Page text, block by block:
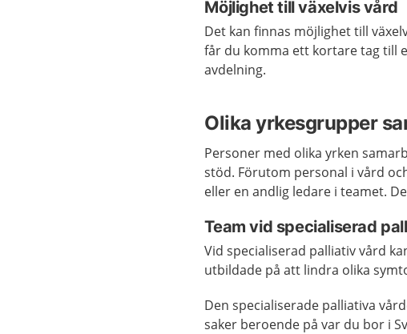
Möjlighet till växelvis vård
Det kan finnas möjlighet till
får du komma ett kortare tag till
avdelning.
Olika yrkesgrupper
Personer med olika yrken
stöd. Förutom personal i vård
eller en andlig ledare i teamet.
Team vid specialiserad
Vid specialiserad palliativ vård
utbildade på att lindra olika
Den specialiserade palliativa
saker beroende på var du bor i